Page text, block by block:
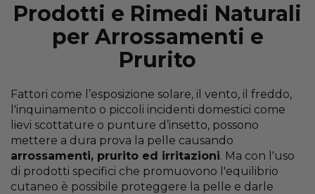
Prodotti e Rimedi Naturali
per Arrossamenti e
Prurito
Fattori come l’esposizione solare, il vento, il freddo,
l'inquinamento o piccoli incidenti domestici come
lievi scottature o punture d’insetto, possono
mettere a dura prova la pelle causando
arrossamenti, prurito ed irritazioni. Ma con l'uso
di prodotti specifici che promuovono l'equilibrio
cutaneo è possibile proteggere la pelle e darle